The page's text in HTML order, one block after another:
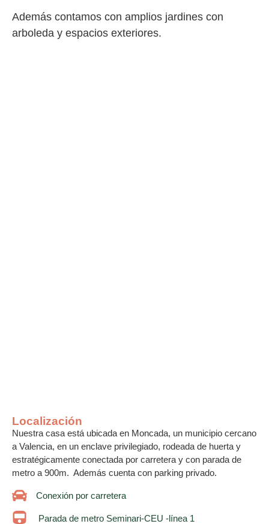
Además contamos con amplios jardines con
arboleda y espacios exteriores.
Localización
Nuestra casa está ubicada en Moncada, un municipio cercano
a Valencia, en un enclave privilegiado, rodeada de huerta y
estratégicamente conectada por carretera y con parada de
metro a 900m. Además cuenta con parking privado.
Conexión por carretera
Parada de metro Seminari-CEU -línea 1